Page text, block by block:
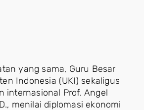
yang sama, Guru Besar
Indonesia (UKI) sekaligus
internasional Prof. Angel
menilai diplomasi ekonomi